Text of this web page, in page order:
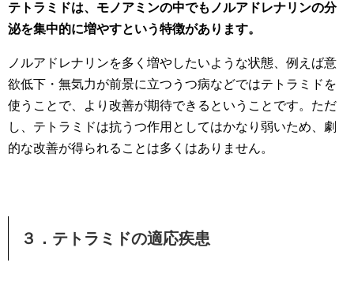
テトラミドは、モノアミンの中でもノルアドレナリンの分
泌を集中的に増やすという特徴があります。
ノルアドレナリンを多く増やしたいような状態、例えば意
欲低下・無気力が前景に立つうつ病などではテトラミドを
使うことで、より改善が期待できるということです。ただ
し、テトラミドは抗うつ作用としてはかなり弱いため、劇
的な改善が得られることは多くはありません。
３．テトラミドの適応疾患